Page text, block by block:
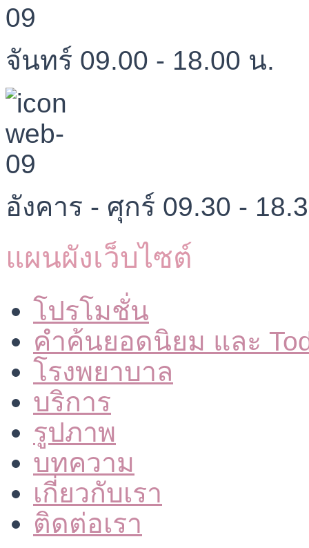
จันทร์ 09.00 - 18.00 น.
อังคาร - ศุกร์ 09.30 -
แผนผังเว็บไซต์
โปรโมชั่น
คำค้นยอดนิยม และ
โรงพยาบาล
บริการ
รูปภาพ
บทความ
เกี่ยวกับเรา
ติดต่อเรา